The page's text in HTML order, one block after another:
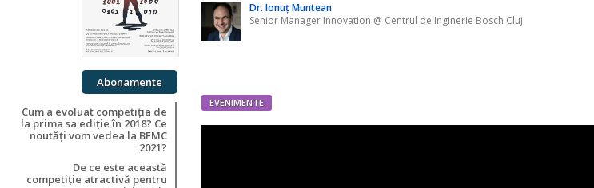
Abonamente
Cum a evoluat competiția de
la prima sa ediție în 2018? Ce
noutăți vom vedea la BFMC
2021?
De ce este această
competiție atractivă pentru
Dr. Ionuț Muntean
Senior Manager Innovation @ Centrul de Inginerie Bosch Cluj
EVENIMENTE